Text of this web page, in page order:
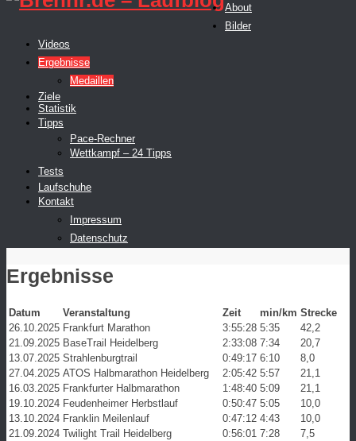
About
Bilder
Videos
Ergebnisse
Medaillen
Ziele
Statistik
Tipps
Pace-Rechner
Wettkampf – 24 Tipps
Tests
Laufschuhe
Kontakt
Impressum
Datenschutz
Ergebnisse
Datum Veranstaltung Zeit min/km Strecke
26.10.2025 Frankfurt Marathon 3:55:28 5:35
42,2
21.09.2025 BaseTrail Heidelberg 2:33:08 7:34
20,7
13.07.2025 Strahlenburgtrail 0:49:17 6:10
8,0
27.04.2025 ATOS Halbmarathon Heidelberg 2:05:42 5:57
21,1
16.03.2025 Frankfurter Halbmarathon 1:48:40 5:09
21,1
19.10.2024 Feudenheimer Herbstlauf 0:50:47 5:05
10,0
13.10.2024 Franklin Meilenlauf 0:47:12 4:43
10,0
21.09.2024 Twilight Trail Heidelberg 0:56:01 7:28
7,5